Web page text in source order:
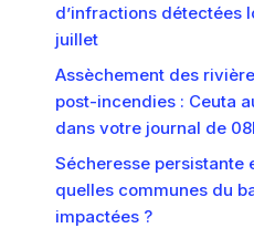
d’infractions détectées
juillet
Assèchement des
post-incendies : Ceuta
dans votre journal de
Sécheresse persistante
quelles communes du
impactées ?